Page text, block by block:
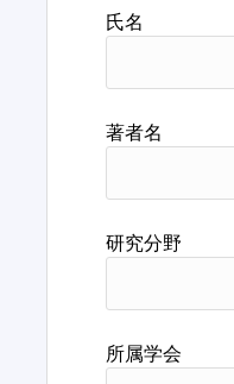
氏名
著者名
研究分野
所属学会